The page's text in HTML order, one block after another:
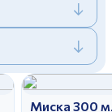
Миска 300